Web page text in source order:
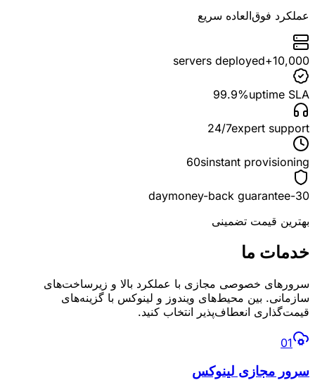
عملکرد فوق‌العاده سریع
10,000+
servers deployed
99.9%uptime SLA
24/7expert support
60sinstant provisioning
30-day
money-back guarantee
بهترین قیمت تضمینی
خدمات ما
سرورهای خصوصی مجازی با عملکرد بالا و زیرساخت‌های
سازمانی. بین محیط‌های ویندوز و لینوکس با گزینه‌های
قیمت‌گذاری انعطاف‌پذیر انتخاب کنید.
01
سرور مجازی لینوکس